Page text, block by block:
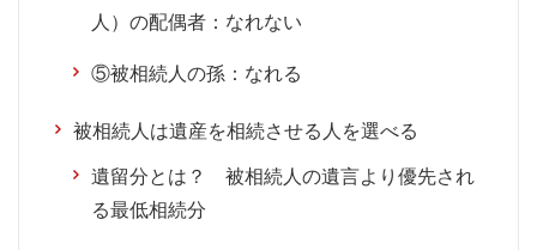
人）の配偶者：なれない
⑤被相続人の孫：なれる
被相続人は遺産を相続させる人を選べる
遺留分とは？ 被相続人の遺言より優先され
る最低相続分